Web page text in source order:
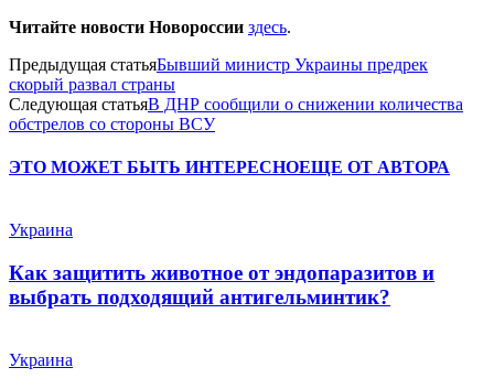
Читайте новости Новороссии здесь.
Предыдущая статьяБывший министр Украины предрек
скорый развал страны
Следующая статьяВ ДНР сообщили о снижении количества
обстрелов со стороны ВСУ
ЭТО МОЖЕТ БЫТЬ ИНТЕРЕСНОЕЩЕ ОТ АВТОРА
Украина
Как защитить животное от эндопаразитов и
выбрать подходящий антигельминтик?
Украина